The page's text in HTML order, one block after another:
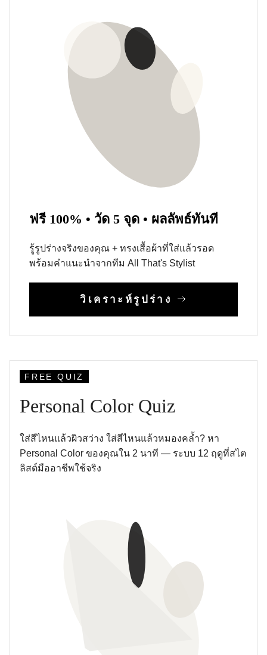
ฟรี 100% • วัด 5 จุด • ผลลัพธ์ทันที
รู้รูปร่างจริงของคุณ + ทรงเสื้อผ้าที่ใส่แล้วรอด
พร้อมคำแนะนำจากทีม All That's Stylist
วิเคราะห์รูปร่าง
FREE QUIZ
Personal Color Quiz
ใส่สีไหนแล้วผิวสว่าง ใส่สีไหนแล้วหมองคล้ำ? หา
Personal Color ของคุณใน 2 นาที — ระบบ 12 ฤดูที่สไต
ลิสต์มืออาชีพใช้จริง